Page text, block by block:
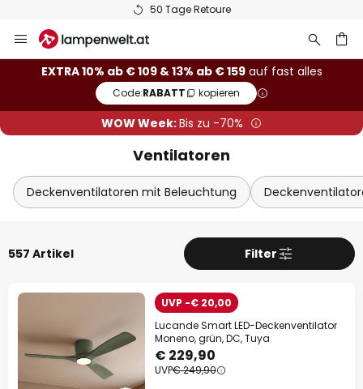
50 Tage Retoure
Inhalt
springen
EXTRA 10% ab € 109 & 13% ab € 159auf fast alles
Code:RABATT kopieren
WOW Week:Bis zu -70%
Ventilatoren
Deckenventilatoren mit Beleuchtung
557 Artikel Filter
UVP -€ 20,00
Lucande Smart LED-Deckenventilator
Moneno, grün, DC, Tuya
€ 229,90
UVP€ 249,90
Extra-Rabatt
10% Rabattab € 109
13% Rabattab € 159
Jetzt einlösen
*Ausgenommene Hersteller